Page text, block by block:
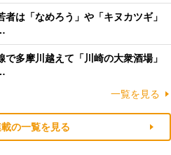
者は「なめろう」や「キヌカツギ」
で多摩川越えて「川崎の大衆酒場」
一覧を見る
の一覧を見る